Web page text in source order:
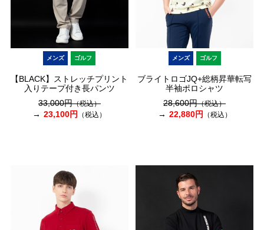
メンズ ゴルフ
【BLACK】ストレッチプリント
入りテープ付き長パンツ
33,000円（税込）
23,100円 （税込）
メンズ ゴルフ
ブライトロゴJQ+総柄昇華転写
半袖ポロシャツ
28,600円（税込）
22,880円 （税込）